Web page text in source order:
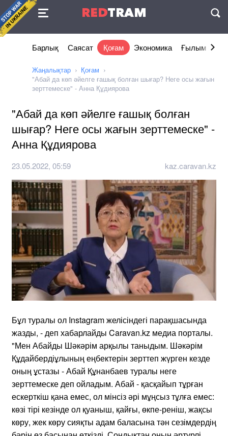
REDTRAM
Келісімі
Барлық Саясат Қоғам Экономика Ғылым және
Жаңалықтар
Қоғам
"Абай да көп әйелге ғашық болған шығар? Неге осы жағын
зерттемеске" - Анна Құдиярова
"Абай да көп әйелге ғашық болған
шығар? Неге осы жағын зерттемеске" -
Анна Құдиярова
23.05.2022, 05:59 kaz.caravan.kz
Бұл туралы ол Instagram желісіндегі парақшасында
жазды, - деп хабарлайды Caravan.kz медиа порталы.
"Мен Абайды Шәкәрім арқылы таныдым. Шәкәрім
Құдайбердіұлының еңбектерін зерттеп жүрген кезде
оның ұстазы - Абай Құнанбаев туралы неге
зерттемеске деп ойладым. Абай - қасқайып тұрған
ескерткіш қана емес, ол мінсіз әрі мұңсыз тұлға емес:
көзі тірі кезінде ол қуаныш, қайғы, өкпе-реніш, жақсы
көру, жек көру сияқты адам баласына тән сезімдердің